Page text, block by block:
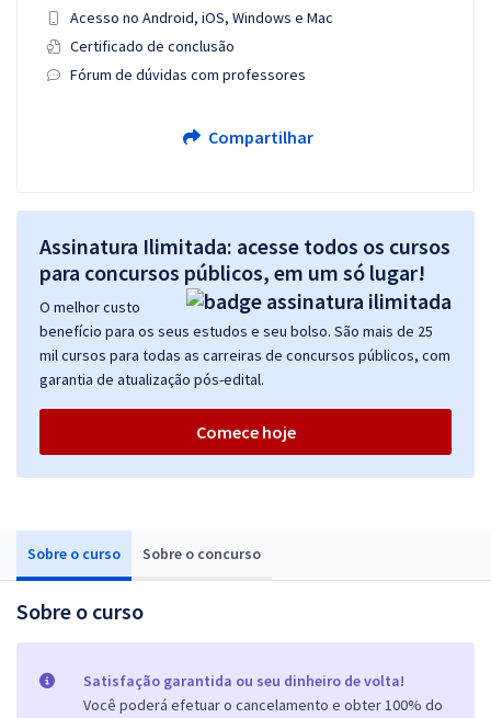
Sobre o curso Sobre o concurso
Sobre o curso
Satisfação garantida ou seu dinheiro de volta!
Você poderá efetuar o cancelamento e obter 100% do
Acesso no Android, iOS, Windows e Mac
Certificado de conclusão
Fórum de dúvidas com professores
Compartilhar
Assinatura Ilimitada: acesse todos os cursos
para concursos públicos, em um só lugar!
O melhor custo
benefício para os seus estudos e seu bolso. São mais de 25
mil cursos para todas as carreiras de concursos públicos, com
garantia de atualização pós-edital.
Comece hoje